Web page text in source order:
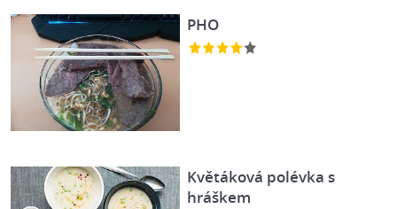
PHO
Květáková polévka s
hráškem